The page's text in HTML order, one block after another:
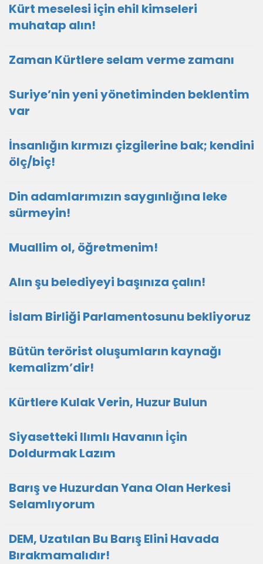
Kürt meselesi için ehil kimseleri
muhatap alın!
Zaman Kürtlere selam verme zamanı
Suriye’nin yeni yönetiminden beklentim
var
İnsanlığın kırmızı çizgilerine bak; kendini
ölç/biç!
Din adamlarımızın saygınlığına leke
sürmeyin!
Muallim ol, öğretmenim!
Alın şu belediyeyi başınıza çalın!
İslam Birliği Parlamentosunu bekliyoruz
Bütün terörist oluşumların kaynağı
kemalizm’dir!
Kürtlere Kulak Verin, Huzur Bulun
Siyasetteki Ilımlı Havanın İçin
Doldurmak Lazım
Barış ve Huzurdan Yana Olan Herkesi
Selamlıyorum
DEM, Uzatılan Bu Barış Elini Havada
Bırakmamalıdır!